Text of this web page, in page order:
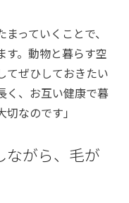
っていくことで、
す。動物と暮らす空
てぜひしておきたい
く、お互い健康で暮
なのです」
ながら、毛が